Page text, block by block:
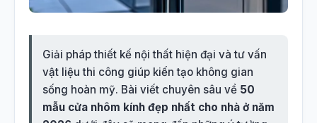
Giải pháp thiết kế nội thất hiện đại và tư vấn
vật liệu thi công giúp kiến tạo không gian
sống hoàn mỹ. Bài viết chuyên sâu về 50
mẫu cửa nhôm kính đẹp nhất cho nhà ở năm